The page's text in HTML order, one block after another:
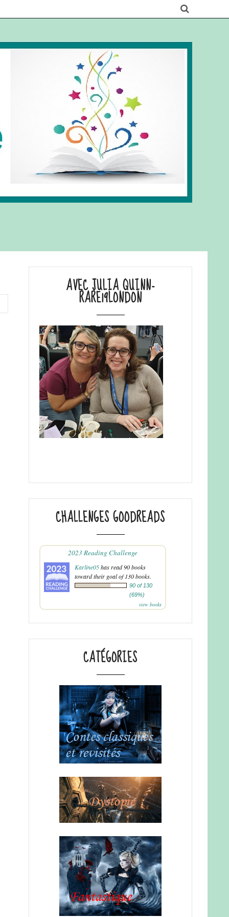
AVEC JULIA QUINN-
RARE19LONDON
CHALLENGES GOODREADS
2023 Reading Challenge
Karline05has read 90 books
toward their goal of 130 books.
90 of 130
(69%)
view books
CATÉGORIES